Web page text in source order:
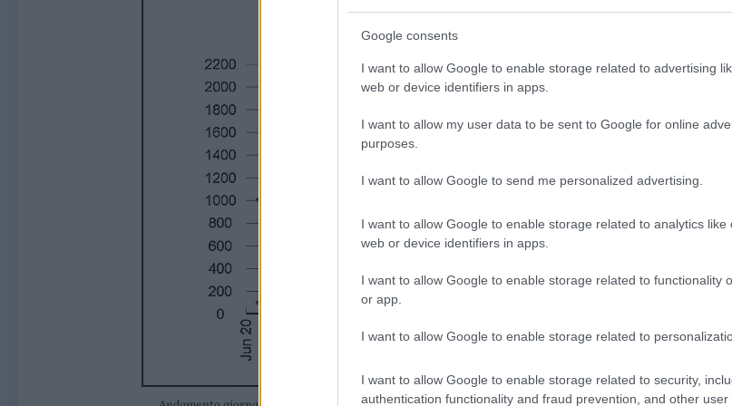
Google consents
I want to allow Google to enable storage related to advertising
web or device identifiers in apps.
I want to allow my user data to be sent to Google for online
purposes.
I want to allow Google to send me personalized advertising.
I want to allow Google to enable storage related to analytics like
web or device identifiers in apps.
I want to allow Google to enable storage related to functionality
or app.
I want to allow Google to enable storage related to
I want to allow Google to enable storage related to security,
authentication functionality and fraud prevention, and other user